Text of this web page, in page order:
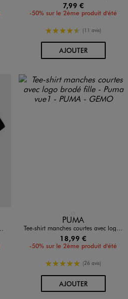
7,99 €
-50% sur le 2ème produit d'été
4.5/5 de moyenne
(11 avis)
AJOUTERAU PANIER
Disponible en 1 coloris
PUMA
Tee-shirt manches courtes avec logo brodé fille - Puma
18,99 €
-50% sur le 2ème produit d'été
5/5 de moyenne
(26 avis)
AJOUTERAU PANIER